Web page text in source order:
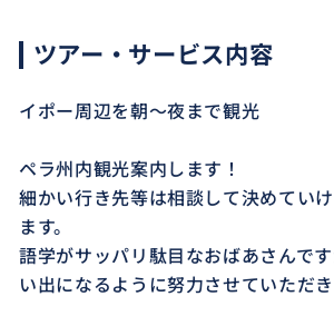
ツアー・サービス内容
イポー周辺を朝〜夜まで観光
ペラ州内観光案内します！
細かい行き先等は相談して決めてい
ます。
語学がサッパリ駄目なおばあさんで
い出になるように努力させていただき